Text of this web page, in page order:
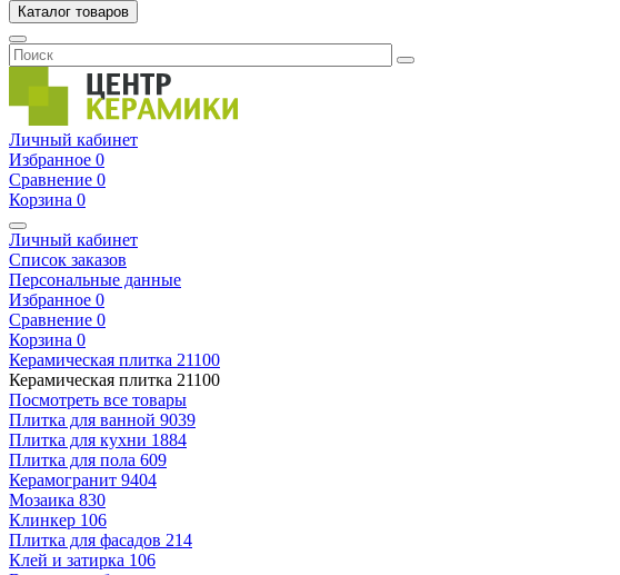
Каталог товаров
Личный кабинет
Избранное 0
Сравнение 0
Корзина 0
Личный кабинет
Список заказов
Персональные данные
Избранное 0
Сравнение 0
Корзина 0
Керамическая плитка 21100
Керамическая плитка 21100
Посмотреть все товары
Плитка для ванной 9039
Плитка для кухни 1884
Плитка для пола 609
Керамогранит 9404
Мозаика 830
Клинкер 106
Плитка для фасадов 214
Клей и затирка 106